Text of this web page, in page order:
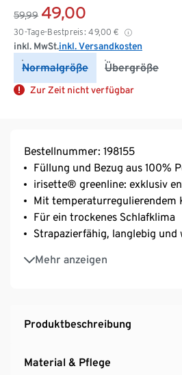
59,99 49,00
30-Tage-Bestpreis: 49,00 €
inkl. MwSt.inkl. Versandkosten
Normalgröße Übergröße
Zur Zeit nicht verfügbar
Bestellnummer: 198155
Füllung und Bezug aus 100%
irisette® greenline: exklusiv
Mit temperaturregulierendem
Für ein trockenes Schlafklima
Strapazierfähig, langlebig und
Mehr anzeigen
Maschinenwaschbar und
Wärmeklasse 2:
Produktbeschreibung
Material & Pflege